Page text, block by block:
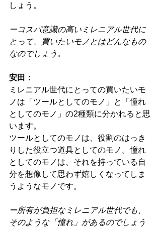
しょう。
ーコスパ意識の高いミレニアル世代に
とって、買いたいモノとはどんなもの
なのでしょう。
安田：
ミレニアル世代にとっての買いたいモ
ノは「ツールとしてのモノ」と「憧れ
としてのモノ」の2種類に分かれると思
います。
ツールとしてのモノは、役割のはっき
りした役立つ道具としてのモノ。憧れ
としてのモノは、それを持っている自
分を想像して思わず嬉しくなってしま
うようなモノです。
ー所有が負担なミレニアル世代でも、
そのような「憧れ」があるのでしょう